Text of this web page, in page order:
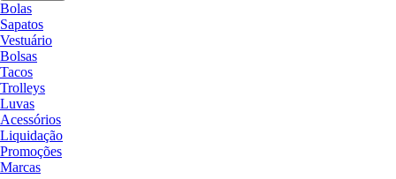
Bolas
Sapatos
Vestuário
Bolsas
Tacos
Trolleys
Luvas
Acessórios
Liquidação
Promoções
Marcas